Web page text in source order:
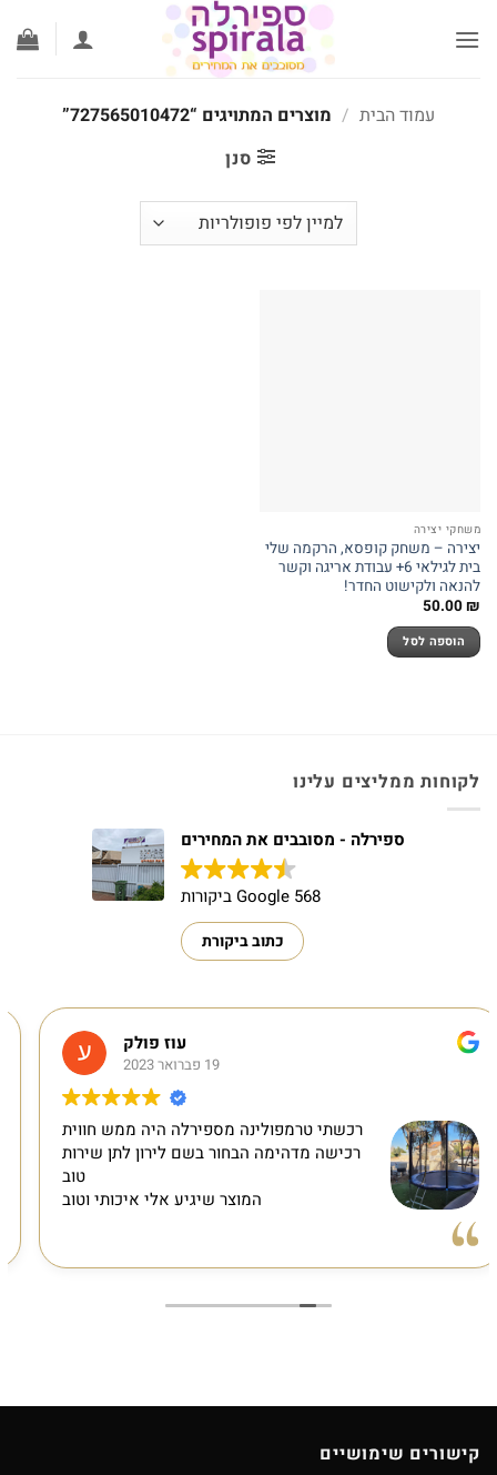
לתוכן
עמוד הבית / מוצרים המתויגים “727565010472”
סנן
משחקי יצירה
יצירה – משחק קופסא, הרקמה שלי
בית לגילאי 6+ עבודת אריגה וקשר
להנאה ולקישוט החדר!
50.00₪
הוספה לסל
לקוחות ממליצים עלינו
ספירלה - מסובבים את המחירים
568 Google ביקורות
כתוב ביקורת
ההזמנה רק
טרמפולינה מספירלה היה ממש חווית
מדהימה הבחור בשם לירון לתן שירות
המוצר שיגיע אלי איכותי וטוב
קישורים שימושיים